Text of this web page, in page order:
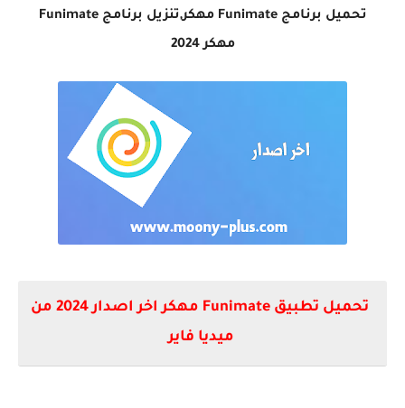
تحميل برنامج Funimate مهكر,تنزيل برنامج Funimate
مهكر 2024
تحميل تطبيق Funimate مهكر اخر اصدار 2024 من
ميديا فاير